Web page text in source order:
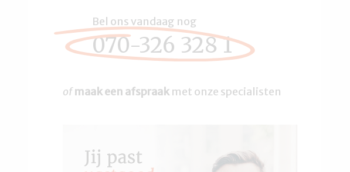
Bel ons vandaag nog
070-326 328 1
of maak een afspraakmet onze specialisten